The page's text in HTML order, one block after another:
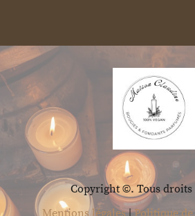
Copyright ©. Tous droits
Mentions légales|Politique